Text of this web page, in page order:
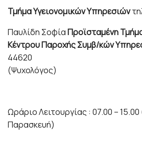
ΤμήμαΥγειονομικών Υπηρεσιών
Παυλίδη ΣοφίαΠροϊσταμένη
Κέντρου Παροχής Συμβ/κών
44620
(Ψυχολόγος)
Ωράριο Λειτουργίας : 07.00 –
Παρασκευή)